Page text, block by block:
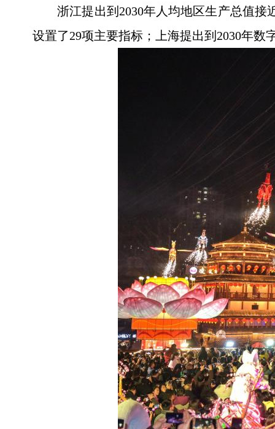
浙江提出到2030年人均地区生产总值
设置了29项主要指标；上海提出到2030年